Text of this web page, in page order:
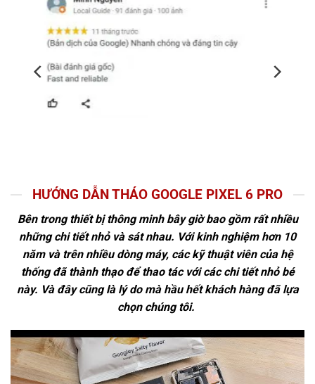
HƯỚNG DẪN THÁO GOOGLE PIXEL 6 PRO
Bên trong thiết bị thông minh bây giờ bao gồm rất nhiều
những chi tiết nhỏ và sát nhau. Với kinh nghiệm hơn 10
năm và trên nhiều dòng máy, các kỹ thuật viên của hệ
thống đã thành thạo để thao tác với các chi tiết nhỏ bé
này. Và đây cũng là lý do mà hầu hết khách hàng đã lựa
chọn chúng tôi.